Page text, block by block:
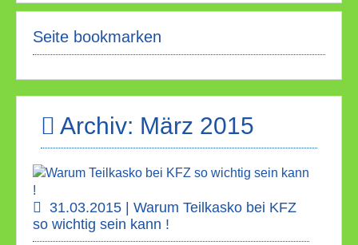
Seite bookmarken
Archiv: März 2015
31.03.2015 | Warum Teilkasko bei KFZ
so wichtig sein kann !